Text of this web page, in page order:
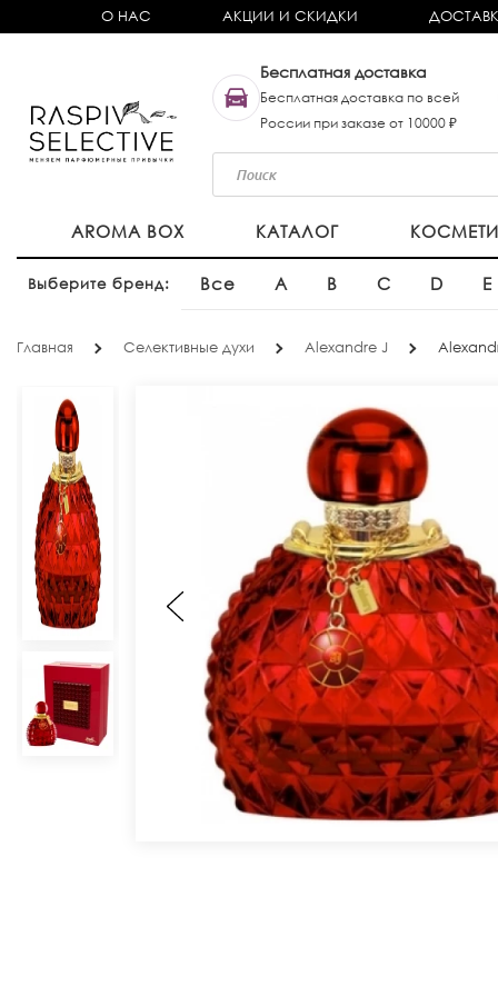
О НАС АКЦИИ И СКИДКИ
Бесплатная доставка
Бесплатная доставка по всей
России при заказе от 10000 ₽
AROMA BOX КАТАЛОГ
Выберите бренд: Все A B C D E
Главная Селективные духи Alexandre J